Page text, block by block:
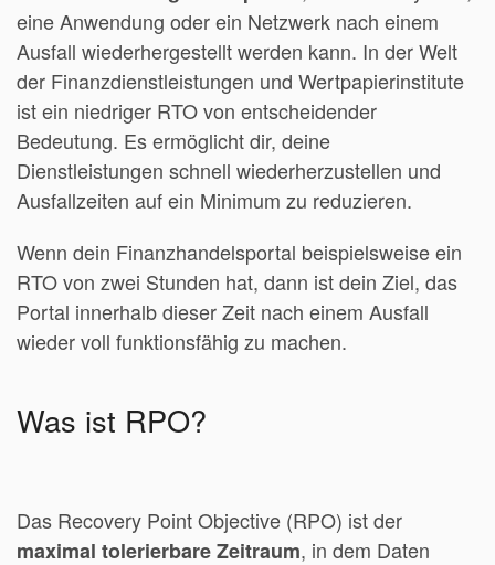
eine Anwendung oder ein Netzwerk nach einem
Ausfall wiederhergestellt werden kann. In der Welt
der Finanzdienstleistungen und Wertpapierinstitute
ist ein niedriger RTO von entscheidender
Bedeutung. Es ermöglicht dir, deine
Dienstleistungen schnell wiederherzustellen und
Ausfallzeiten auf ein Minimum zu reduzieren.
Wenn dein Finanzhandelsportal beispielsweise ein
RTO von zwei Stunden hat, dann ist dein Ziel, das
Portal innerhalb dieser Zeit nach einem Ausfall
wieder voll funktionsfähig zu machen.
Was ist RPO?
Das Recovery Point Objective (RPO) ist der
maximal tolerierbare Zeitraum, in dem Daten